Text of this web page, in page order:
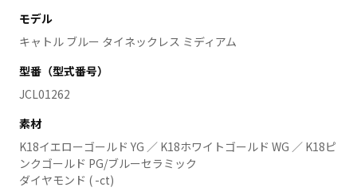
モデル
キャトル ブルー タイネックレス ミディアム
型番（型式番号）
JCL01262
素材
K18イエローゴールド YG ／ K18ホワイトゴールド WG ／ K18ピ
ンクゴールド PG/ブルーセラミック
ダイヤモンド ( -ct)